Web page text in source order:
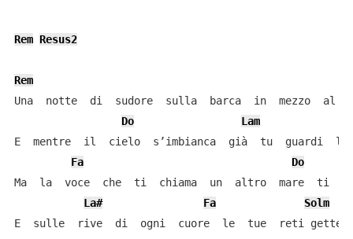
Rem Resus2
Rem
Una  notte  di  sudore  sulla  barca  in  mezzo  al
Do
Lam
E  mentre  il  cielo  s’imbianca  già  tu  guardi
Fa
Do
Ma  la  voce  che  ti  chiama  un  altro  mare  ti
La#
Fa Solm
E  sulle  rive  di  ogni  cuore  le  tue  reti